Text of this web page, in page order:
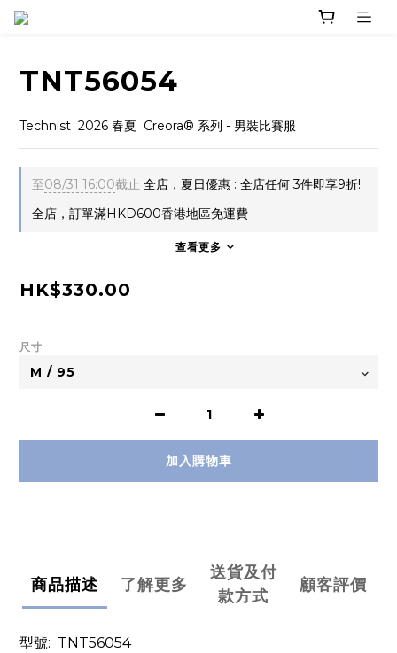
TNT56054
Technist  2026 春夏  Creora® 系列 - 男裝比賽服
至08/31 16:00截止 全店，夏日優惠 : 全店任何 3件即享9折!
全店，訂單滿HKD600香港地區免運費
查看更多
HK$330.00
尺寸
加入購物車
商品描述 了解更多
送貨及付
款方式
顧客評價
型號: TNT56054